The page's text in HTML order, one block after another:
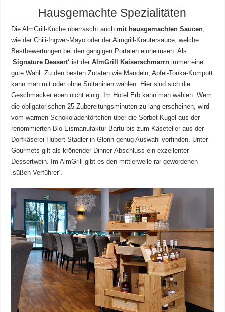
Hausgemachte Spezialitäten
Die AlmGrill-Küche überrascht auchmit hausgemachten Saucen,
wie der Chili-Ingwer-Mayo oder der Almgrill-Kräutersauce, welche
Bestbewertungen bei den gängigen Portalen einheimsen. Als
‚Signature Dessert‘ ist derAlmGrill Kaiserschmarrn immer eine
gute Wahl. Zu den besten Zutaten wie Mandeln, Apfel-Tonka-Kompott
kann man mit oder ohne Sultaninen wählen. Hier sind sich die
Geschmäcker eben nicht einig. Im Hotel Erb kann man wählen. Wem
die obligatorischen 25 Zubereitungsminuten zu lang erscheinen, wird
vom warmen Schokoladentörtchen über die Sorbet-Kugel aus der
renommierten Bio-Eismanufaktur Bartu bis zum Käseteller aus der
Dorfkäserei Hubert Stadler in Glonn genug Auswahl vorfinden. Unter
Gourmets gilt als krönender Dinner-Abschluss ein exzellenter
Dessertwein. Im AlmGrill gibt es den mittlerweile rar gewordenen
‚süßen Verführer‘.